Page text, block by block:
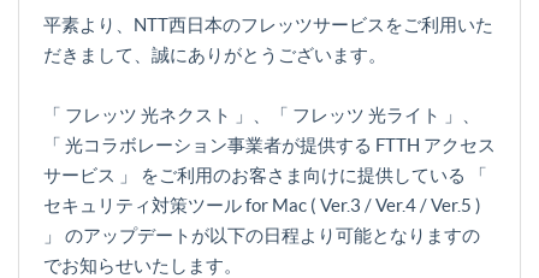
平素より、NTT西日本のフレッツサービスをご利用いた
だきまして、誠にありがとうございます。
「 フレッツ 光ネクスト 」、「 フレッツ 光ライト 」、
「 光コラボレーション事業者が提供する FTTH アクセス
サービス 」 をご利用のお客さま向けに提供している 「
セキュリティ対策ツール for Mac ( Ver.3 / Ver.4 / Ver.5 )
」 のアップデートが以下の日程より可能となりますの
でお知らせいたします。